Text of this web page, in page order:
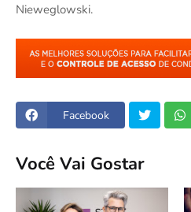
Nieweglowski.
Facebook
Você Vai Gostar